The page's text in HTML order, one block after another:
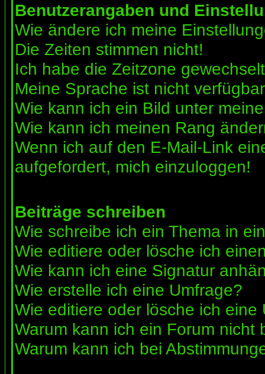
Benutzerangaben und
Wie ändere ich meine
Die Zeiten stimmen nicht!
Ich habe die Zeitzone
Meine Sprache ist nicht
Wie kann ich ein Bild unter
Wie kann ich meinen Rang
Wenn ich auf den E-Mail-Link
aufgefordert, mich einzuloggen!
Beiträge schreiben
Wie schreibe ich ein Thema in
Wie editiere oder lösche ich
Wie kann ich eine Signatur
Wie erstelle ich eine Umfrage?
Wie editiere oder lösche ich eine
Warum kann ich ein Forum nicht
Warum kann ich bei